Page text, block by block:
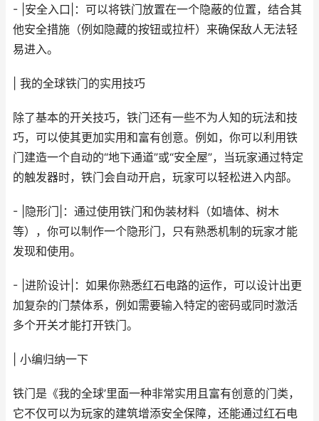
- |安全入口|：可以将铁门放置在一个隐蔽的位置，结合其
他安全措施（例如隐藏的按钮或拉杆）来确保敌人无法轻
易进入。
| 我的全球铁门的实用技巧
除了基本的开关技巧，铁门还有一些不为人知的玩法和技
巧，可以使其更加实用和富有创意。例如，你可以利用铁
门建造一个自动的“地下通道”或“安全屋”，当玩家通过特定
的触发器时，铁门会自动开启，玩家可以轻松进入内部。
- |隐形门|：通过使用铁门和伪装材料（如墙体、树木
等），你可以制作一个隐形门，只有熟悉机制的玩家才能
发现和使用。
- |进阶设计|：如果你熟悉红石电路的运作，可以设计出更
加复杂的门禁体系，例如需要输入特定的密码或同时激活
多个开关才能打开铁门。
| 小编归纳一下
铁门是《我的全球’里面一种非常实用且富有创意的门类，
它不仅可以为玩家的建筑增添安全保障，还能通过红石电